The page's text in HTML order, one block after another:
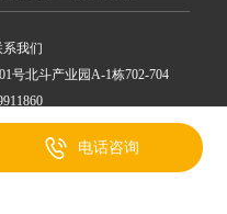
我们
号北斗产业园A-1栋702-704
号
电话咨询